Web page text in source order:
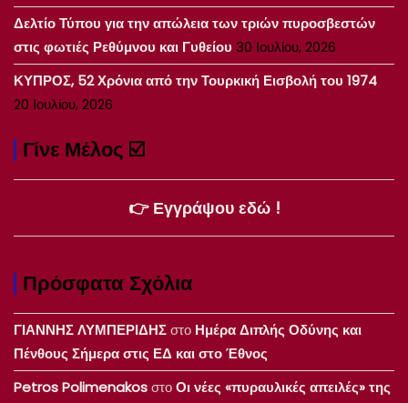
Δελτίο Τύπου για την απώλεια των τριών πυροσβεστών
στις φωτιές Ρεθύμνου και Γυθείου 30 Ιουλίου, 2026
ΚΥΠΡΟΣ, 52 Χρόνια από την Τουρκική Εισβολή του 1974
20 Ιουλίου, 2026
Γίνε Μέλος ☑️
👉 Εγγράψου εδώ !
Πρόσφατα Σχόλια
ΓΙΑΝΝΗΣ ΛΥΜΠΕΡΙΔΗΣστο Ημέρα Διπλής Οδύνης και
Πένθους Σήμερα στις ΕΔ και στο Έθνος
Petros PolimenakosστοΟι νέες «πυραυλικές απειλές» της